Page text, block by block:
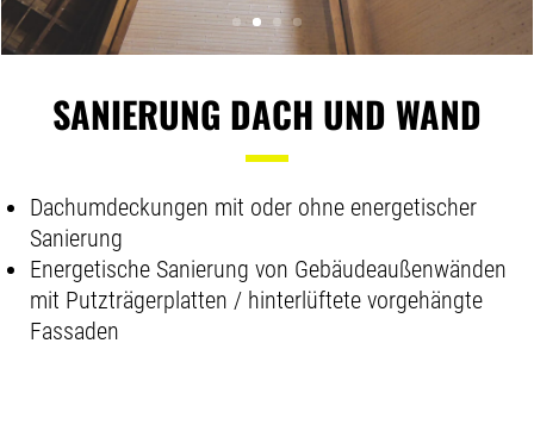
SANIERUNG DACH UND WAND
Dachumdeckungen mit oder ohne energetischer
Sanierung
Energetische Sanierung von Gebäudeaußenwänden
mit Putzträgerplatten / hinterlüftete vorgehängte
Fassaden